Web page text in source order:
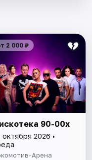
2 000 ₽
90-00х
октября 2026 •
Арена